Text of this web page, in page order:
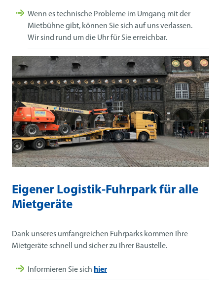
Wenn es technische Probleme im Umgang mit der
Mietbühne gibt, können Sie sich auf uns verlassen.
Wir sind rund um die Uhr für Sie erreichbar.
Eigener Logistik-Fuhrpark für alle
Mietgeräte
Dank unseres umfangreichen Fuhrparks kommen Ihre
Mietgeräte schnell und sicher zu Ihrer Baustelle.
Informieren Sie sich hier